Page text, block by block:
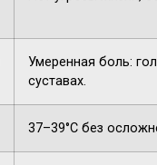
Умеренная боль:
суставах.
37–39°C без